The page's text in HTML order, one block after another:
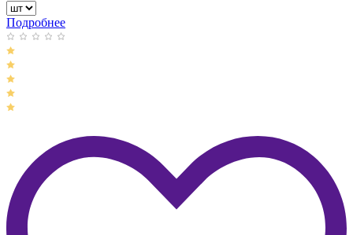
Подробнее